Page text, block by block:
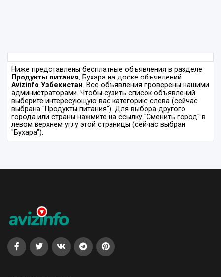
Ниже представлены бесплатные объявления в разделе
Продукты питания, Бухара на доске объявлений
Avizinfo Узбекистан. Все объявления проверены нашими
администраторами. Чтобы сузить список объявлений
выберите интересующую вас категорию слева (сейчас
выбрана "Продукты питания"). Для выбора другого
города или страны нажмите на ссылку "Сменить город" в
левом верхнем углу этой страницы (сейчас выбран
"Бухара").